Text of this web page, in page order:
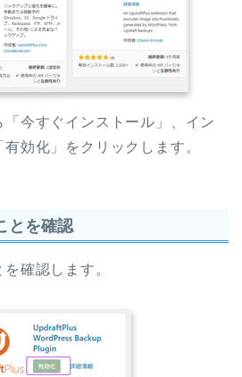
今すぐインストール」、イン
効化」をクリックします。
とを確認
確認します。